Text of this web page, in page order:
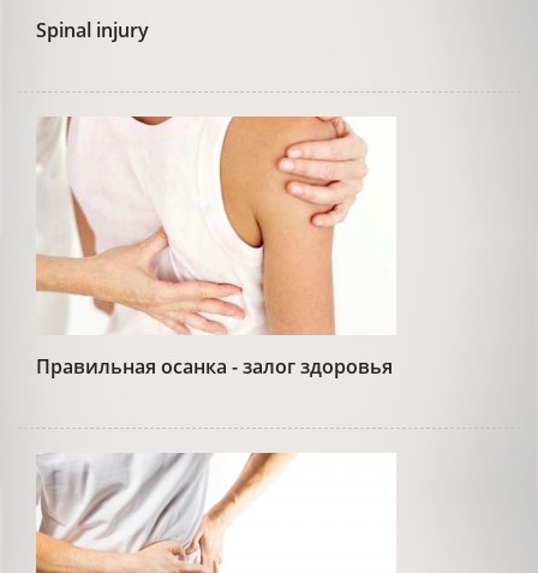
Spinal injury
Правильная осанка - залог здоровья